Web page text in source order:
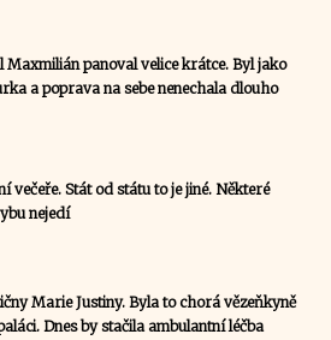
panoval velice krátce. Byl jako
a poprava na sebe nenechala dlouho
večeře. Stát od státu to je jiné. Některé
nejedí
Marie Justiny. Byla to chorá vězeňkyně
Dnes by stačila ambulantní léčba